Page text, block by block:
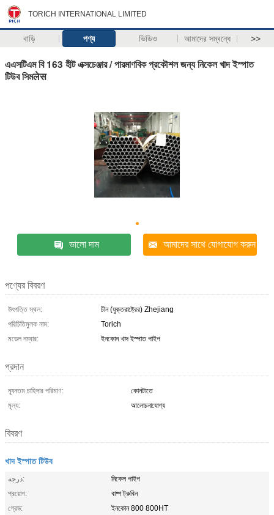
TORICH INTERNATIONAL LIMITED
বাড়ি পণ্য ভিডিও আমাদের সম্বন্ধে >>
এএসটিএম বি 163 হীট এক্সচেঞ্জার / পারমাণবিক প্রকৌশল জন্য নিকেল খাদ ইস্পাত
টিউব সিমलेस
ভালো দাম আমাদের সাথে যোগাযোগ করুন
পণ্যের বিবরণ
উৎপত্তি স্থল:
চীন (যুক্তরাষ্ট্রের) Zhejiang
পরিচিতিমুলক নাম:
Torich
মডেল নম্বার:
ইনকোন খাদ ইস্পাত পাইপ
প্রদান
ন্যূনতম চাহিদার পরিমাণ:
কোনটাতে
মূল্য:
আলোচনাযোগ্য
বিবরণ
খাদ ইস্পাত টিউব
درجه:
নিকেল পাইপ
প্রয়োগ:
বাষ্প ট্রুবিন
গ্রেড:
ইনকোন 800 800HT